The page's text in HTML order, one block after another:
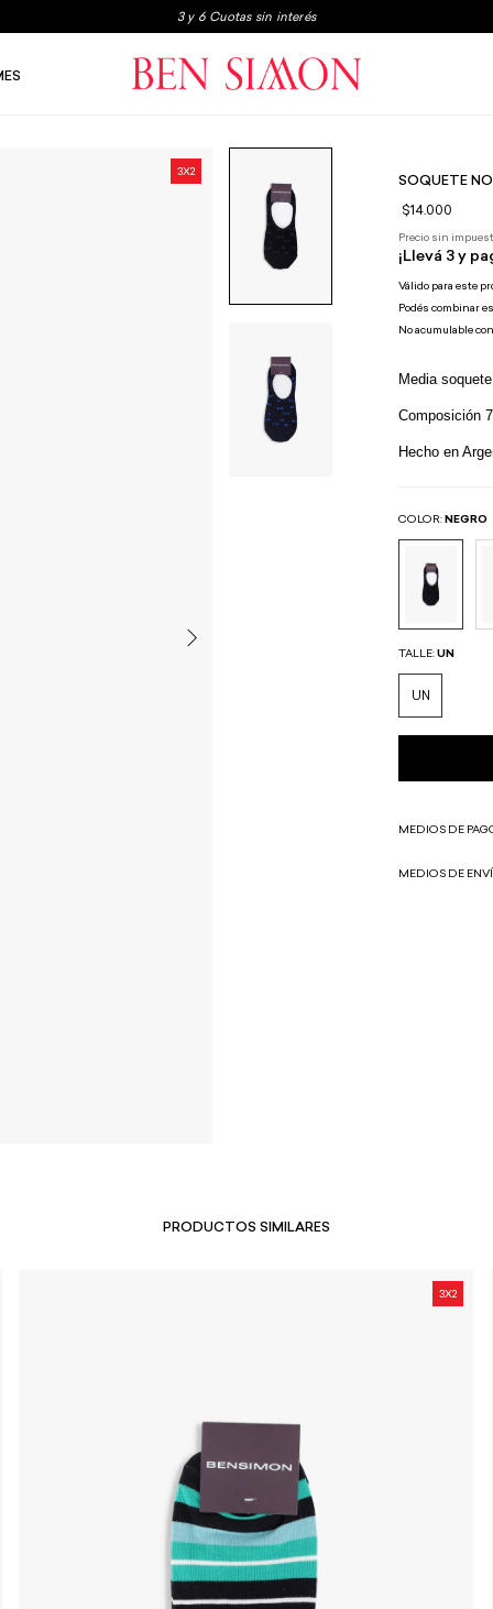
3x2 en boxers y medias
Envio gratis a partir de $250.000
3X2
SOQUETE
$14.000
Precio sin
¡Llevá 3 y
Válido para este
Podés combinar
No acumulable
Media
Composición
Hecho en
COLOR: NEGRO
TALLE:UN
UN
MEDIOS DE
MEDIOS DE
PRODUCTOS SIMILARES
3X2